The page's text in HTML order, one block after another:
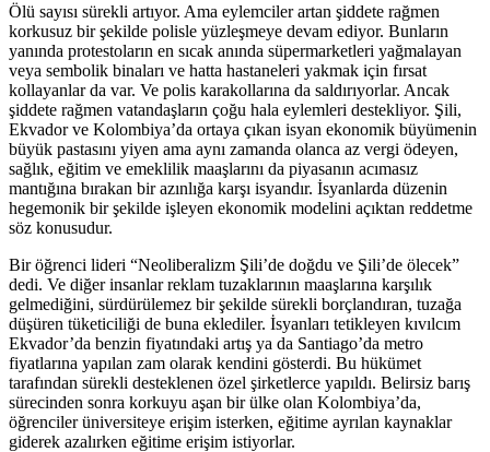
Ölü sayısı sürekli artıyor. Ama eylemciler artan şiddete rağmen
korkusuz bir şekilde polisle yüzleşmeye devam ediyor. Bunların
yanında protestoların en sıcak anında süpermarketleri yağmalayan
veya sembolik binaları ve hatta hastaneleri yakmak için fırsat
kollayanlar da var. Ve polis karakollarına da saldırıyorlar. Ancak
şiddete rağmen vatandaşların çoğu hala eylemleri destekliyor. Şili,
Ekvador ve Kolombiya’da ortaya çıkan isyan ekonomik büyümenin
büyük pastasını yiyen ama aynı zamanda olanca az vergi ödeyen,
sağlık, eğitim ve emeklilik maaşlarını da piyasanın acımasız
mantığına bırakan bir azınlığa karşı isyandır. İsyanlarda düzenin
hegemonik bir şekilde işleyen ekonomik modelini açıktan reddetme
söz konusudur.
Bir öğrenci lideri “Neoliberalizm Şili’de doğdu ve Şili’de ölecek”
dedi. Ve diğer insanlar reklam tuzaklarının maaşlarına karşılık
gelmediğini, sürdürülemez bir şekilde sürekli borçlandıran, tuzağa
düşüren tüketiciliği de buna eklediler. İsyanları tetikleyen kıvılcım
Ekvador’da benzin fiyatındaki artış ya da Santiago’da metro
fiyatlarına yapılan zam olarak kendini gösterdi. Bu hükümet
tarafından sürekli desteklenen özel şirketlerce yapıldı. Belirsiz barış
sürecinden sonra korkuyu aşan bir ülke olan Kolombiya’da,
öğrenciler üniversiteye erişim isterken, eğitime ayrılan kaynaklar
giderek azalırken eğitime erişim istiyorlar.